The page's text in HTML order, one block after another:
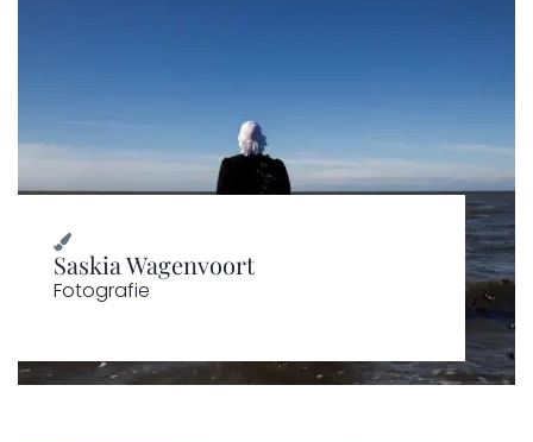
Saskia Wagenvoort
Fotografie